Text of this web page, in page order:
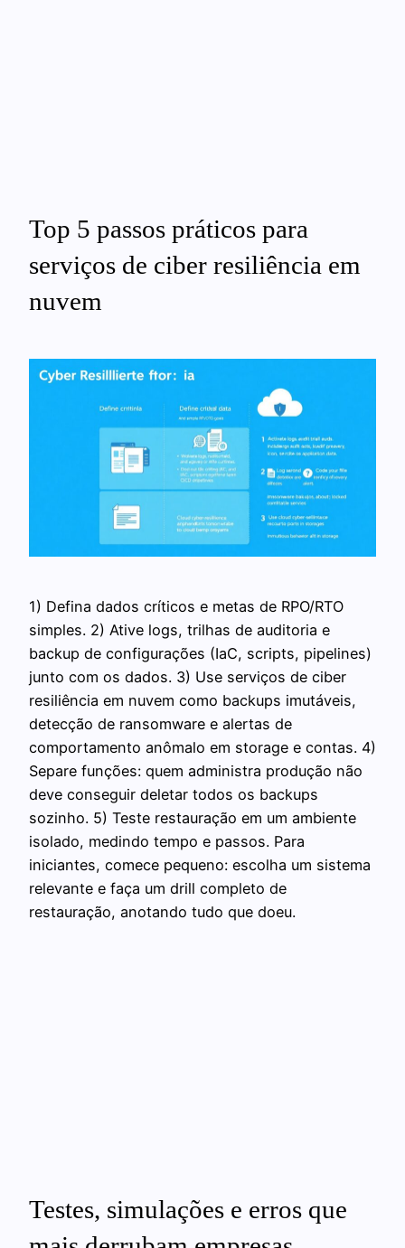
Top 5 passos práticos para
serviços de ciber resiliência em
nuvem
1) Defina dados críticos e metas de RPO/RTO
simples. 2) Ative logs, trilhas de auditoria e
backup de configurações (IaC, scripts, pipelines)
junto com os dados. 3) Use serviços de ciber
resiliência em nuvem como backups imutáveis,
detecção de ransomware e alertas de
comportamento anômalo em storage e contas. 4)
Separe funções: quem administra produção não
deve conseguir deletar todos os backups
sozinho. 5) Teste restauração em um ambiente
isolado, medindo tempo e passos. Para
iniciantes, comece pequeno: escolha um sistema
relevante e faça um drill completo de
restauração, anotando tudo que doeu.
Testes, simulações e erros que